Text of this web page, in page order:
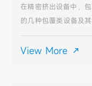
在精密挤出设备中，
的几种包覆类设备及
包覆型导丝生产而研
金、钛合金等，外面包
View More 